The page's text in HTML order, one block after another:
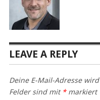
LEAVE A REPLY
Deine E-Mail-Adresse
Felder sind mit *markiert